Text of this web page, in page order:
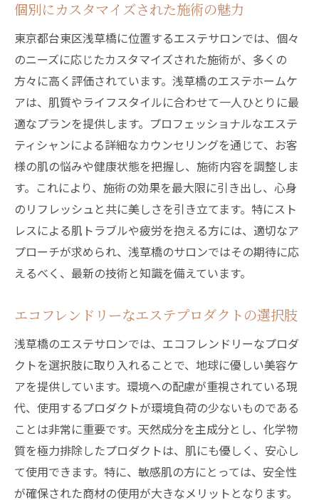
浅草橋でのエステ体験がもたらす日常への
浅草橋で見つけるエステホームケアの美しさと
健康の秘訣
エステが促す内面からの美しさ
持続可能な美と健康へのアプローチ
専門家から学ぶ健康的な生活習慣
ホリスティックケアの視点から見るエステ
エステがもたらす自己肯定感の向上
健康と美のバランスを保つためのヒント
プロフェッショナルが提供する浅草橋のエステ
ホームケア
エステティシャンが語るホームケアの重要
浅草橋のエステ業界におけるプロフェッシ
ョナルの役割
最新の設備と技術を備えたエステサロン
安心して受けられるカウンセリングとケア
エステサロン選びで知っておきたいこと
浅草橋で体験するエステホームケアの贅沢なひ
個別にカスタマイズされた施術の魅力
東京都台東区浅草橋に位置するエステサロンでは、個々
のニーズに応じたカスタマイズされた施術が、多くの
方々に高く評価されています。浅草橋のエステホームケ
アは、肌質やライフスタイルに合わせて一人ひとりに最
適なプランを提供します。プロフェッショナルなエステ
ティシャンによる詳細なカウンセリングを通じて、お客
様の肌の悩みや健康状態を把握し、施術内容を調整しま
す。これにより、施術の効果を最大限に引き出し、心身
のリフレッシュと共に美しさを引き立てます。特にスト
レスによる肌トラブルや疲労を抱える方には、適切なア
プローチが求められ、浅草橋のサロンではその期待に応
えるべく、最新の技術と知識を備えています。
エコフレンドリーなエステプロダクトの選択肢
浅草橋のエステサロンでは、エコフレンドリーなプロダ
クトを選択肢に取り入れることで、地球に優しい美容ケ
アを提供しています。環境への配慮が重視されている現
代、使用するプロダクトが環境負荷の少ないものである
ことは非常に重要です。天然成分を主成分とし、化学物
質を極力排除したプロダクトは、肌にも優しく、安心し
て使用できます。特に、敏感肌の方にとっては、安全性
が確保された商材の使用が大きなメリットとなります。